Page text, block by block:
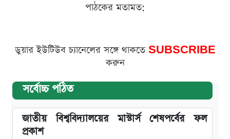
পাঠকের মতামত:
ডুয়ার ইউটিউব চ্যানেলের সঙ্গে থাকতে SUBSCRIBE
করুন
সর্বোচ্চ পঠিত
জাতীয় বিশ্ববিদ্যালয়ের মাস্টার্স শেষপর্বের ফল
প্রকাশ